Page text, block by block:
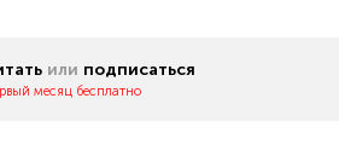
или подписаться
месяц бесплатно